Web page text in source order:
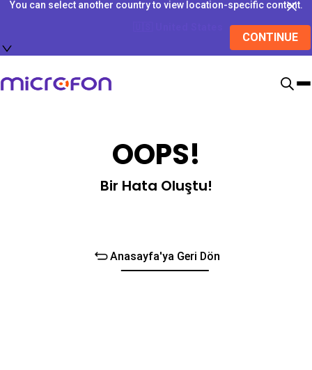
You can select another country to view location-specific content.
CONTINUE
OOPS!
Bir Hata Oluştu!
Anasayfa'ya Geri Dön